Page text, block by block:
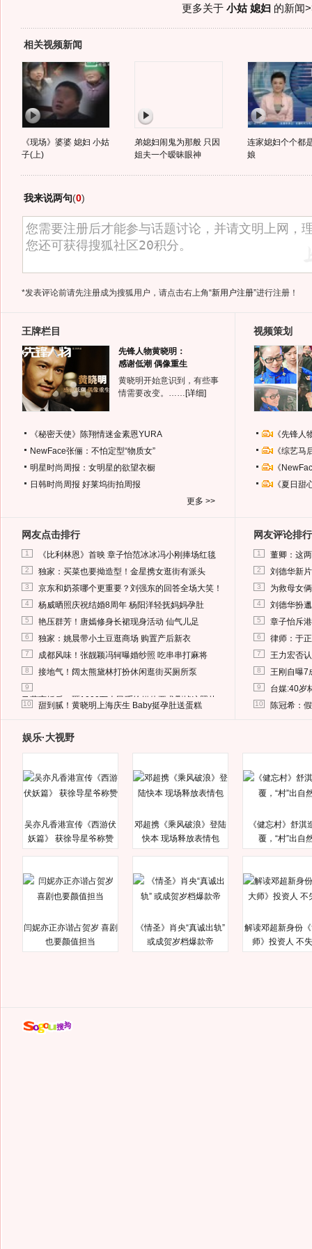
更多关于 小姑 媳妇 的新闻
相关视频新闻
《现场》婆婆 媳妇 小姑
子(上)
弟媳妇闹鬼为那般 只因
姐夫一个暧昧眼神
连家媳妇个个都
娘
我来说两句(0)
*发表评论前请先注册成为搜狐用户，请点击右上角“新用户注册”进行注册！
王牌栏目
先锋人物黄晓明：
感谢低潮 偶像重生
黄晓明开始意识到，有些事
情需要改变。…… [详细]
《秘密天使》陈翔情迷金素恩YURA
NewFace张俪：不怕定型“物质女”
明星时尚周报：女明星的欲望衣橱
日韩时尚周报 好莱坞街拍周报
更多 >>
视频策划
《先锋
《综艺
《
《夏日
网友点击排行
1 《比利林恩》首映 章子怡范冰冰冯小刚捧场红毯
2 独家：买菜也要拗造型！金星携女逛街有派头
3 京东和奶茶哪个更重要？刘强东的回答全场大笑！
4 杨威晒照庆祝结婚8周年 杨阳洋轻抚妈妈孕肚
5 艳压群芳！唐嫣修身长裙现身活动 仙气儿足
6 独家：姚晨带小土豆逛商场 购置产后新衣
7 成都风味！张靓颖冯轲曝婚纱照 吃串串打麻将
8 接地气！阔太熊黛林打扮休闲逛街买厕所泵
9
马蓉离婚后，砸1000万人民币给媒体要求删掉这照片
10 甜到腻！黄晓明上海庆生 Baby挺孕肚送蛋糕
网友评论排行
1 董卿：这
2 刘德华新
3 为救母女
4 刘德华扮
5 章子怡斥
6 律师：于
7 王力宏否
8 王刚自曝7
9 台媒:40岁
10 陈冠希：
娱乐·大视野
吴亦凡香港宣传《西游伏
妖篇》 获徐导星爷称赞
邓超携《乘风破浪》登陆
快本 现场释放表情包
《健忘村》舒淇
覆，“村”出自
闫妮亦正亦谐占贺岁 喜剧
也要颜值担当
《情圣》肖央“真诚出轨”
或成贺岁档爆款帝
解读邓超新身份
师》投资人 不